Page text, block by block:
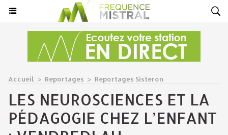
Accueil > Reportages > Reportages Sisteron
LES NEUROSCIENCES ET LA
PÉDAGOGIE CHEZ L’ENFANT